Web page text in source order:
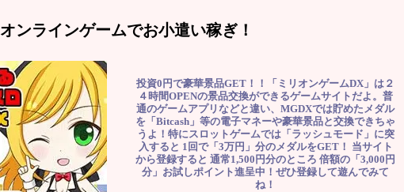
オンラインゲームでお小遣い稼ぎ！
投資0円で豪華景品GET！！「ミリオンゲームDX」は２
４時間OPENの景品交換ができるゲームサイトだよ。普
通のゲームアプリなどと違い、MGDXでは貯めたメダル
を「Bitcash」等の電子マネーや豪華景品と交換できちゃ
うよ！特にスロットゲームでは「ラッシュモード」に突
入すると 1回で「3万円」分のメダルをGET！ 当サイト
から登録すると 通常1,500円分のところ 倍額の「3,000円
分」お試しポイント進呈中！ぜひ登録して遊んでみて
ね！